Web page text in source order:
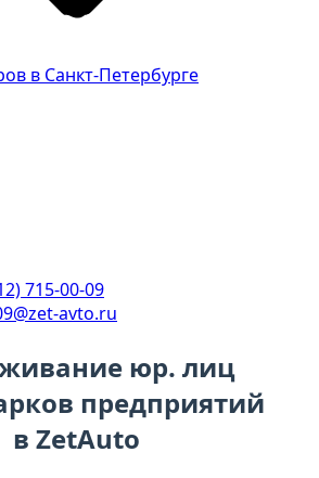
в Санкт-Петербурге
715-00-09
avto.ru
юр. лиц
предприятий
в ZetAuto